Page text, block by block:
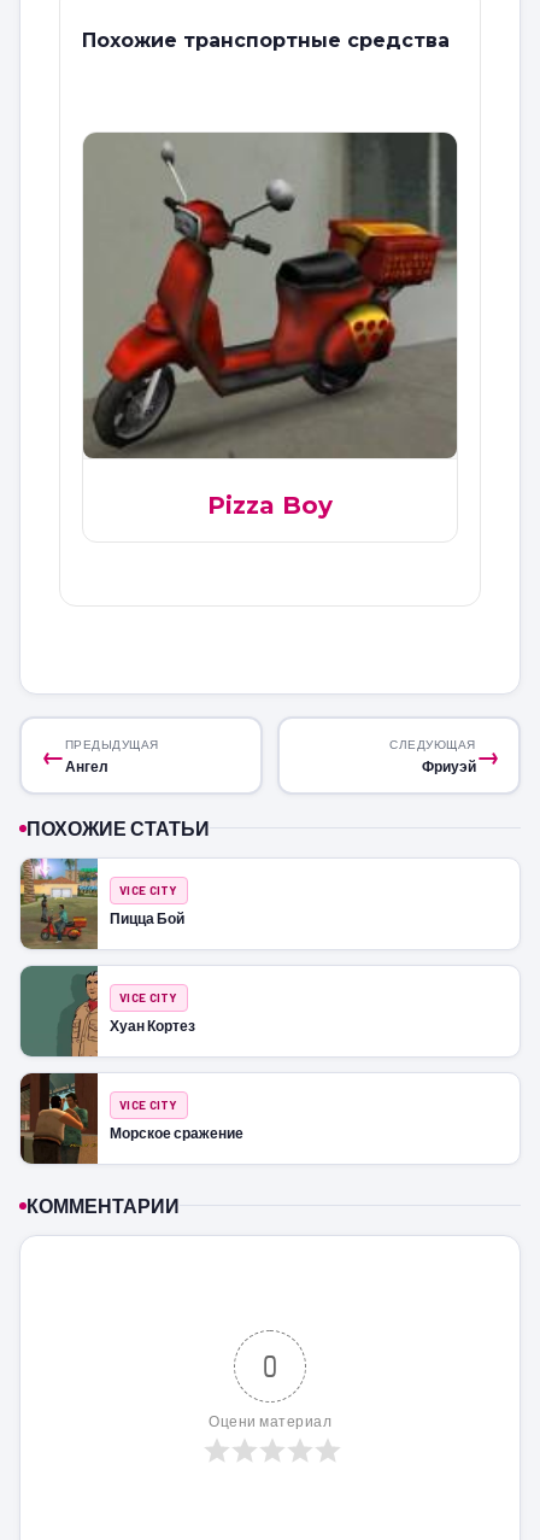
Похожие транспортные средства
Pizza Boy
←ПРЕДЫДУЩАЯ
Ангел →
СЛЕДУЮЩАЯ
Фриуэй
ПОХОЖИЕ СТАТЬИ
VICE CITY
Пицца Бой
VICE CITY
Хуан Кортез
VICE CITY
Морское сражение
КОММЕНТАРИИ
0
Оцени материал